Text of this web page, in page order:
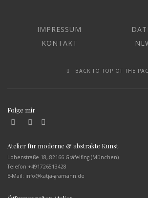
IMPRESSUM
KONTAKT
BACK TO TOP OF THE
Folge mir
Atelier für moderne & abstrakte Kunst
Lohenstraße 18, 82166 Gräfelfing (München)
Telefon:+491726513428
E-Mail: info@katja-gramann.de